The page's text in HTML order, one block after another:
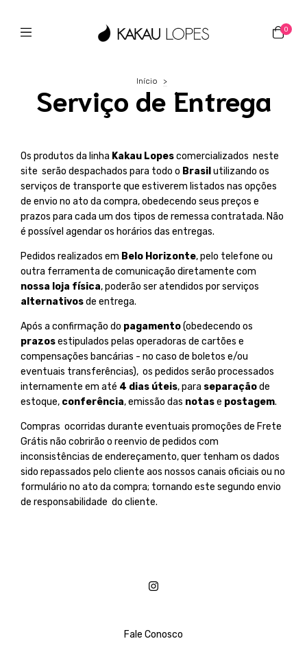
0
Início >
Serviço de Entrega
Os produtos da linha Kakau Lopescomercializados neste
site serão despachados para todo o Brasilutilizando os
serviços de transporte que estiverem listados nas opções
de envio no ato da compra, obedecendo seus preços e
prazos para cada um dos tipos de remessa contratada. Não
é possível agendar os horários das entregas.
Pedidos realizados em Belo Horizonte, pelo telefone ou
outra ferramenta de comunicação diretamente com
nossa loja física, poderão ser atendidos por serviços
alternativosde entrega.
Após a confirmação do pagamento(obedecendo os
prazosestipulados pelas operadoras de cartões e
compensações bancárias - no caso de boletos e/ou
eventuais transferências), os pedidos serão processados
internamente em até 4 dias úteis, para separaçãode
estoque, conferência, emissão das notase postagem.
Compras ocorridas durante eventuais promoções de Frete
Grátis não cobrirão o reenvio de pedidos com
inconsistências de endereçamento, quer tenham os dados
sido repassados pelo cliente aos nossos canais oficiais ou no
formulário no ato da compra; tornando este segundo envio
de responsabilidade do cliente.
Fale Conosco